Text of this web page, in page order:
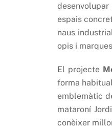
espais
naus
opis i
El projecte
forma
emblemàtic
mataroní
conèixer